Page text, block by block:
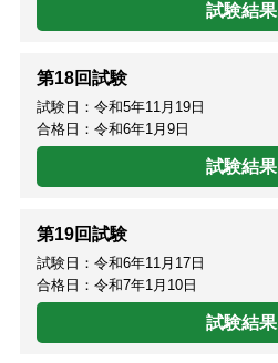
試験結果
第18回試験
試験日：令和5年11月19日
合格日：令和6年1月9日
試験結果
第19回試験
試験日：令和6年11月17日
合格日：令和7年1月10日
試験結果